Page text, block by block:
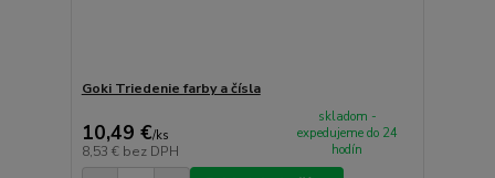
Goki Triedenie farby a čísla
10,49 €/ks
8,53 € bez DPH
skladom -
expedujeme do 24
hodín